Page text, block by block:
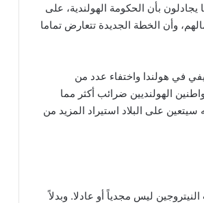
بأن الحكومة الهولندية، على
وأن الخطة الجديدة تتعارض تماما
في هولندا واختفاء عدد من
الهولنديين ضرائب أكثر مما
سيتعين على البلاد استيراد المزيد من
ليس مجدياً أو عادلا. وبدلاً